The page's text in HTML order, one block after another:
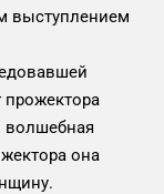
выступлением
прожектора
волшебная
она